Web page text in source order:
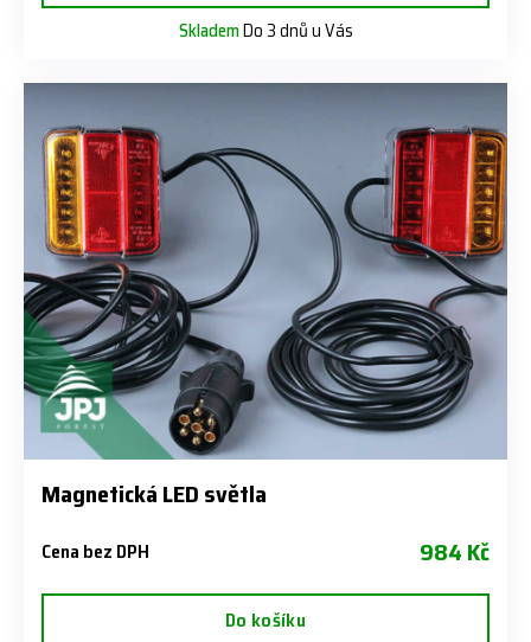
SklademDo 3 dnů u Vás
Magnetická LED světla
Cena bez DPH 984 Kč
Do košíku